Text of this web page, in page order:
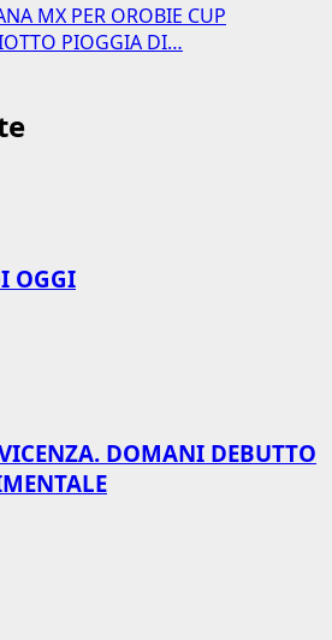
MX PER OROBIE CUP
PIOGGIA DI…
OGGI
DOMANI DEBUTTO